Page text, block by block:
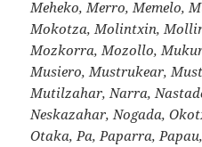
Meheko, Merro, Memelo,
Mokotza, Molintxin,
Mozkorra, Mozollo,
Musiero, Mustrukear,
Mutilzahar, Narra,
Neskazahar, Nogada,
Otaka, Pa, Paparra,